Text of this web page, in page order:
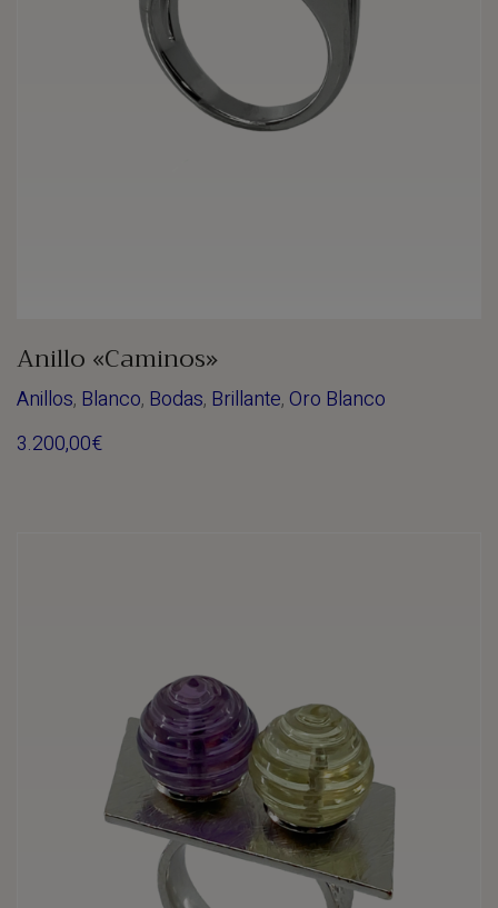
Anillo «Caminos»
Anillos, Blanco, Bodas, Brillante,Oro Blanco
3.200,00€